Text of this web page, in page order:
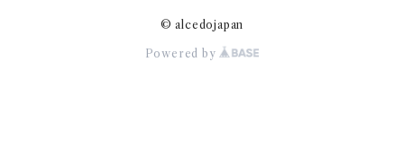
© alcedojapan
Powered by